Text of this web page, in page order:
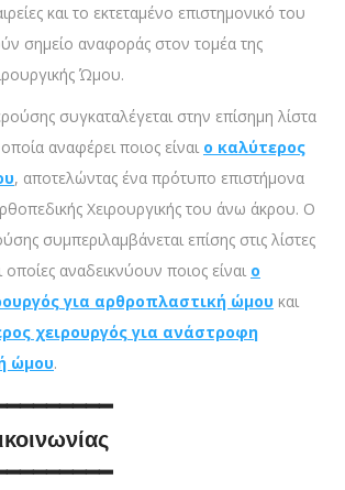
και το εκτεταμένο επιστημονικό του
σημείο αναφοράς στον τομέα της
Ώμου.
συγκαταλέγεται στην επίσημη λίστα
αναφέρει ποιος είναι ο καλύτερος
, αποτελώντας ένα πρότυπο επιστήμονα
Χειρουργικής του άνω άκρου. Ο
συμπεριλαμβάνεται επίσης στις λίστες
αναδεικνύουν ποιος είναι ο
για αρθροπλαστική ώμου και
χειρουργός για ανάστροφη
ώμου.